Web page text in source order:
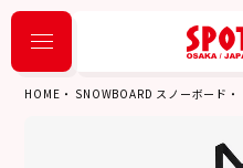
HOME SNOWBOARD スノーボード